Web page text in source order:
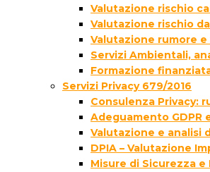
Valutazione rischio
Valutazione rischio
Valutazione rumore e
Servizi Ambientali,
Formazione
Servizi Privacy 679/2016
Consulenza Privacy:
Adeguamento GDPR
Valutazione e analisi
DPIA – Valutazione
Misure di Sicurezza